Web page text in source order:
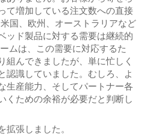
て増加している注文数への直接
国、欧州、オーストラリアなど
ッド製品に対する需要は継続的
ムは、この需要に対応するた
組んできましたが、単に忙しく
認識していました。むしろ、よ
生産能力、そしてパートナー各
くための余裕が必要だと判断し
張しました。